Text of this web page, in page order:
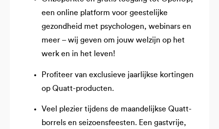
een online platform voor geestelijke
gezondheid met psychologen, webinars en
meer – wij geven om jouw welzijn op het
werk en in het leven!
Profiteer van exclusieve jaarlijkse kortingen
op Quatt-producten.
Veel plezier tijdens de maandelijkse Quatt-
borrels en seizoensfeesten. Een gastvrije,